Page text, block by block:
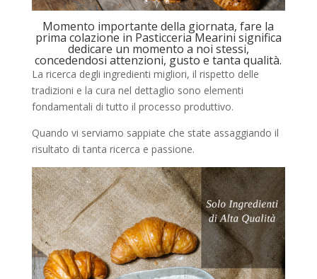
Momento importante della giornata, fare la
prima colazione in Pasticceria Mearini significa
dedicare un momento a noi stessi,
concedendosi attenzioni, gusto e tanta qualità.
La ricerca degli ingredienti migliori, il rispetto delle
tradizioni e la cura nel dettaglio sono elementi
fondamentali di tutto il processo produttivo.
Quando vi serviamo sappiate che state assaggiando il
risultato di tanta ricerca e passione.